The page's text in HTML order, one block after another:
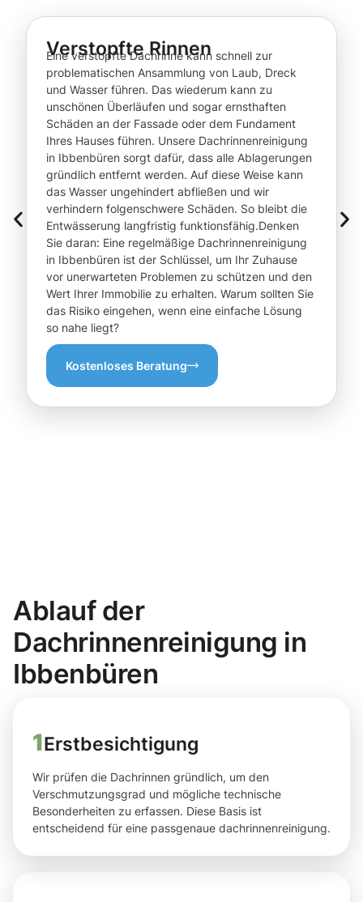
Verstopfte Rinnen
Eine verstopfte Dachrinne kann schnell zur
problematischen Ansammlung von Laub, Dreck
und Wasser führen. Das wiederum kann zu
unschönen Überläufen und sogar ernsthaften
Schäden an der Fassade oder dem Fundament
Ihres Hauses führen. Unsere Dachrinnenreinigung
in Ibbenbüren sorgt dafür, dass alle Ablagerungen
gründlich entfernt werden. Auf diese Weise kann
das Wasser ungehindert abfließen und wir
verhindern folgenschwere Schäden. So bleibt die
Entwässerung langfristig funktionsfähig.Denken
Sie daran: Eine regelmäßige Dachrinnenreinigung
in Ibbenbüren ist der Schlüssel, um Ihr Zuhause
vor unerwarteten Problemen zu schützen und den
Wert Ihrer Immobilie zu erhalten. Warum sollten Sie
das Risiko eingehen, wenn eine einfache Lösung
so nahe liegt?
Kostenloses Beratung
Ablauf der
Dachrinnenreinigung in
Ibbenbüren
1Erstbesichtigung
Wir prüfen die Dachrinnen gründlich, um den
Verschmutzungsgrad und mögliche technische
Besonderheiten zu erfassen. Diese Basis ist
entscheidend für eine passgenaue dachrinnenreinigung.